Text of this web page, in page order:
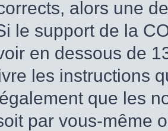
alors une
le support de la
en dessous de
les instructions
que les
par vous-même